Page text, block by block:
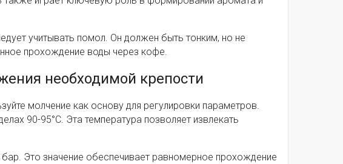
учитывать помол. Он должен быть тонким, но не
прохождение воды через кофе.
необходимой крепости
молчение как основу для регулировки параметров.
90-95°C. Эта температура позволяет извлекать
Это значение обеспечивает равномерное прохождение